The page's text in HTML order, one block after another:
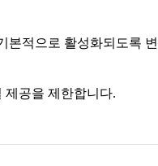
본적으로 활성화되도록
제공을 제한합니다.